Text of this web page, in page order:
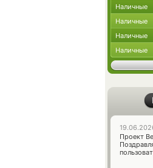
Наличные
Наличные
Наличные
Наличные
Проект